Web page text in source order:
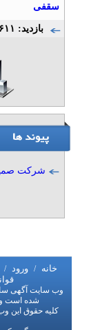
صائب
تلفن: ۷۷۲۱۲۳۳۱
سقفی
بازدید: ۲۶۱۱ بار
شرکت
خانه / ورود /
وب سایت آگهی
شده است و
کلیه حقوق این